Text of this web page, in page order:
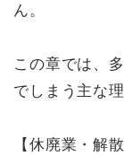
ん。
この章では、
でしまう主な
【休廃業・解